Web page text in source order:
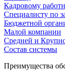
Кадровому
Специалисту по
Бюджетной
Малой компании
Средней и
Состав системы
Преимущества